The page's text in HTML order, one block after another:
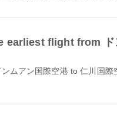
earliest flight from ド